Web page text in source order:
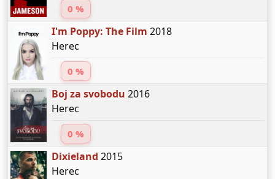
0 %
I'm Poppy: The Film 2018
Herec
0 %
Boj za svobodu 2016
Herec
0 %
Dixieland 2015
Herec